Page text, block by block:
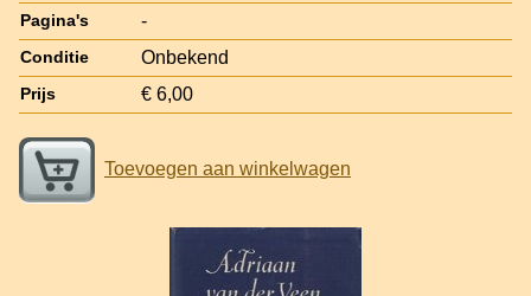
Pagina's -
Conditie Onbekend
Prijs € 6,00
Toevoegen aan winkelwagen